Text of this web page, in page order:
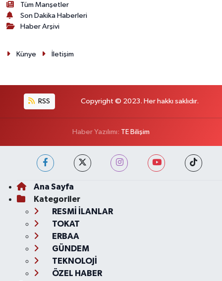
Tüm Manşetler
Son Dakika Haberleri
Haber Arşivi
Künye İletişim
RSS Copyright © 2023. Her hakkı saklıdır.
Haber Yazılımı: TE Bilişim
Ana Sayfa
Kategoriler
RESMİ İLANLAR
TOKAT
ERBAA
GÜNDEM
TEKNOLOJİ
ÖZEL HABER